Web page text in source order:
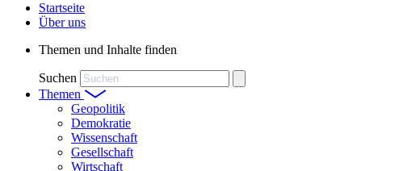
Startseite
Über uns
Themen und Inhalte finden
Suchen
Themen
Geopolitik
Demokratie
Wissenschaft
Gesellschaft
Wirtschaft